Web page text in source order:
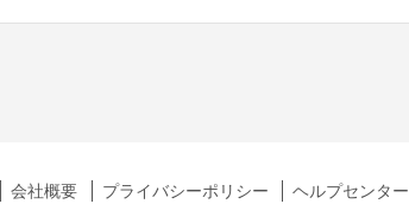
会社概要 プライバシーポリシー ヘルプセンター